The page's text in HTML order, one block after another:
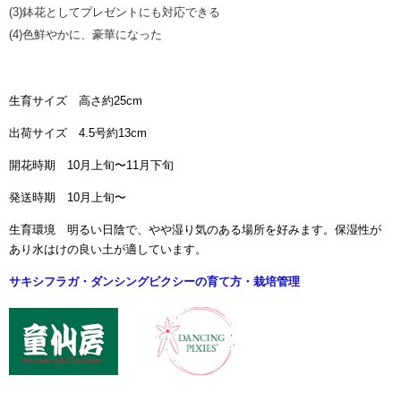
(3)鉢花としてプレゼントにも対応できる
(4)色鮮やかに、豪華になった
生育サイズ 高さ約25cm
出荷サイズ 4.5号約13cm
開花時期 10月上旬〜11月下旬
発送時期 10月上旬〜
生育環境 明るい日陰で、やや湿り気のある場所を好みます。保湿性が
あり水はけの良い土が適しています。
サキシフラガ・ダンシングピクシーの育て方・栽培管理